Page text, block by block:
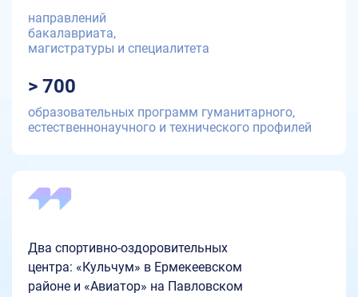
направлений
бакалавриата,
магистратуры и специалитета
> 700
образовательных программ гуманитарного,
естественнонаучного и технического профилей
Два спортивно-оздоровительных
центра: «Кульчум» в Ермекеевском
районе и «Авиатор» на Павловском